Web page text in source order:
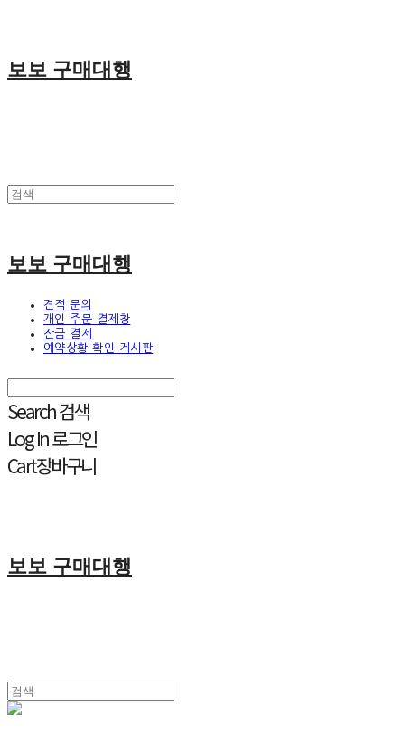
보보 구매대행
보보 구매대행
견적 문의
개인 주문 결제창
잔금 결제
예약상황 확인 게시판
Search검색
Log In로그인
Cart장바구니
보보 구매대행